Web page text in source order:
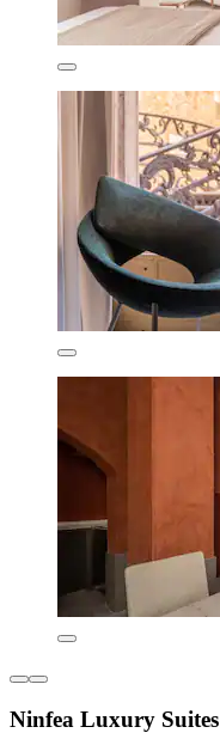
Ninfea Luxury Suites